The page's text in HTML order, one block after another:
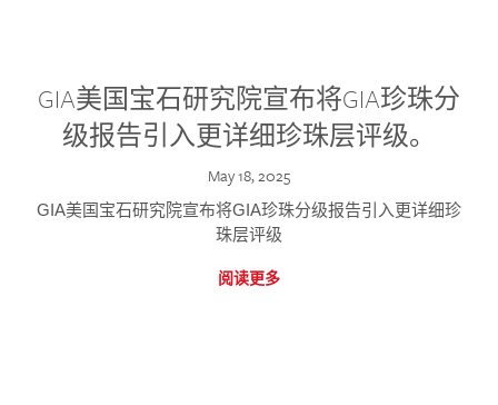
GIA美国宝石研究院宣布将GIA珍珠分
级报告引入更详细珍珠层评级。
May 18, 2025
GIA美国宝石研究院宣布将GIA珍珠分级报告引入更详细珍
珠层评级
阅读更多